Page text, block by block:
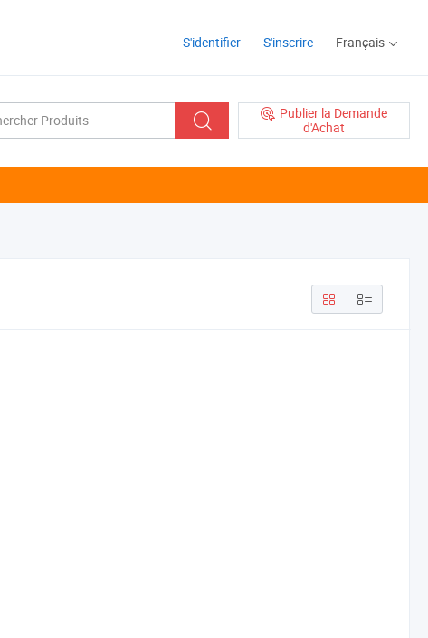
S'identifier S'inscrire Français
Publier la Demande
d'Achat